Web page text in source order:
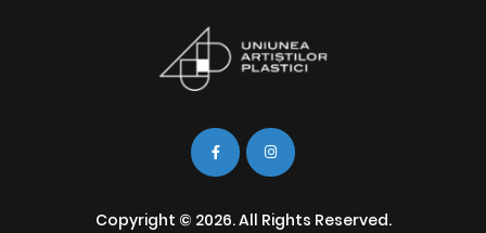
Copyright © 2026. All Rights Reserved.